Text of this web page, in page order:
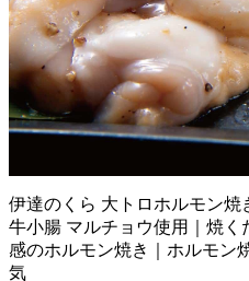
伊達のくら 大トロホルモン
牛小腸 マルチョウ使用｜焼
感のホルモン焼き｜ホルモン
気